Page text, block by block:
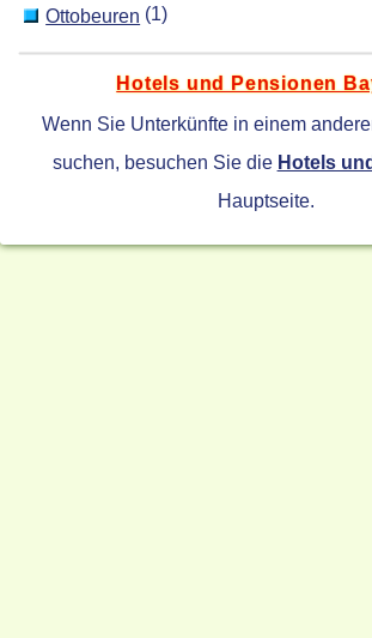
Ottobeuren (1)
Hotels und Pensionen
Wenn Sie Unterkünfte in einem
suchen, besuchen Sie die Hotels
Hauptseite.